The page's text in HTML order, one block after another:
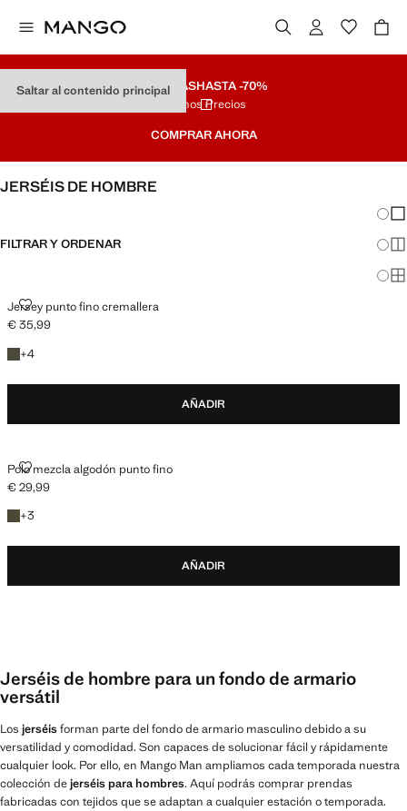
Saltar al contenido principal
REBAJASHASTA -70%
Últimos Precios
COMPRAR AHORA
JERSÉIS DE HOMBRE
FILTRAR Y ORDENAR
Jersey punto fino cremallera
JERSEY PUNTO FINO CREMALLERA
Precio actual [€ 35,99 ]
€ 35,99
+4
+4 colores
AÑADIR
Polo mezcla algodón punto fino
POLO MEZCLA ALGODÓN PUNTO FINO
Precio actual [€ 29,99 ]
€ 29,99
+3
+3 colores
AÑADIR
Jerséis de hombre para un fondo de armario
versátil
Los jerséisforman parte del fondo de armario masculino debido a su
versatilidad y comodidad. Son capaces de solucionar fácil y rápidamente
cualquier look. Por ello, en Mango Man ampliamos cada temporada nuestra
colección dejerséis para hombres. Aquí podrás comprar prendas
fabricadas con tejidos que se adaptan a cualquier estación o temporada.